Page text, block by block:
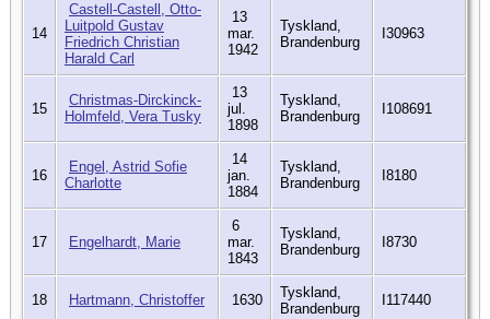
14
Castell-Castell, Otto-
Luitpold Gustav
Friedrich Christian
Harald Carl
13
mar.
1942
Tyskland,
Brandenburg
I30963
15
Christmas-Dirckinck-
Holmfeld, Vera Tusky
13
jul.
1898
Tyskland,
Brandenburg
I108691
16
Engel, Astrid Sofie
Charlotte
14
jan.
1884
Tyskland,
Brandenburg
I8180
17 Engelhardt, Marie
6
mar.
1843
Tyskland,
Brandenburg
I8730
18 Hartmann, Christoffer 1630
Tyskland,
Brandenburg
I117440